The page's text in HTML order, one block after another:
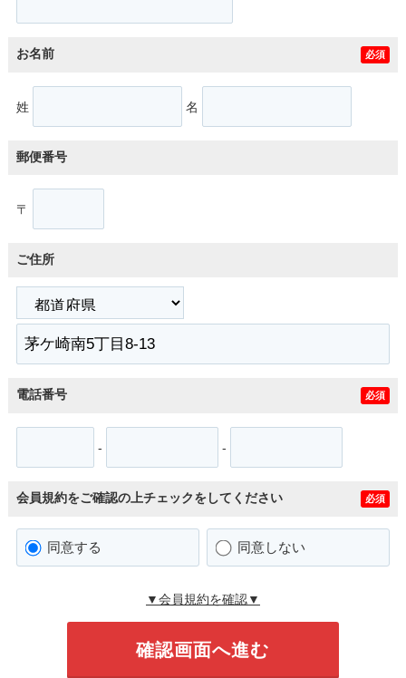
お名前 必須
姓 名
郵便番号
〒
ご住所
電話番号 必須
- -
会員規約をご確認の上チェックをしてください 必須
同意する 同意しない
▼会員規約を確認▼